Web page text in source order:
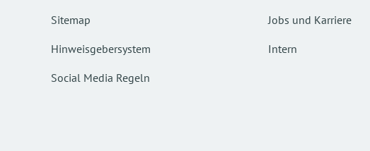
Sitemap
Hinweisgebersystem
Social Media Regeln
Jobs und Karriere
Intern